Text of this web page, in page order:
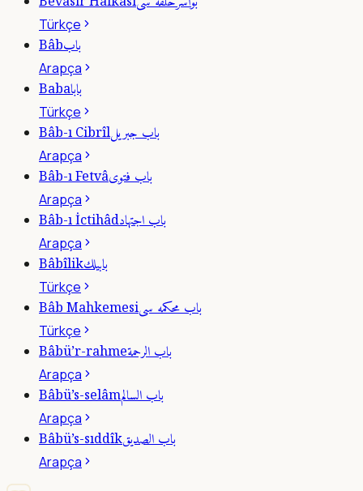
Türkçe
Bâbباب
Arapça
Babaبابا
Türkçe
Bâb-ı Cibrîlباب جبريل
Arapça
Bâb-ı Fetvâباب فتوى
Arapça
Bâb-ı İctihâdباب اجتهاد
Arapça
Bâbîlikبابيلك
Türkçe
Bâb Mahkemesiباب محكمه سى
Türkçe
Bâbü’r-rahmeباب الرحمة
Arapça
Bâbü’s-selâmباب السالم
Arapça
Bâbü’s-sıddîkباب الصديق
Arapça